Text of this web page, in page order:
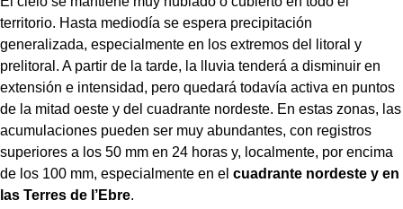
territorio. Hasta mediodía se espera precipitación
generalizada, especialmente en los extremos del litoral y
prelitoral. A partir de la tarde, la lluvia tenderá a disminuir en
extensión e intensidad, pero quedará todavía activa en puntos
de la mitad oeste y del cuadrante nordeste. En estas zonas, las
acumulaciones pueden ser muy abundantes, con registros
superiores a los 50 mm en 24 horas y, localmente, por encima
de los 100 mm, especialmente en el cuadrante nordeste y en
las Terres de l’Ebre.